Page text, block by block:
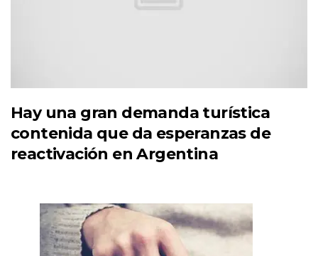
Hay una gran demanda turística
contenida que da esperanzas de
reactivación en Argentina